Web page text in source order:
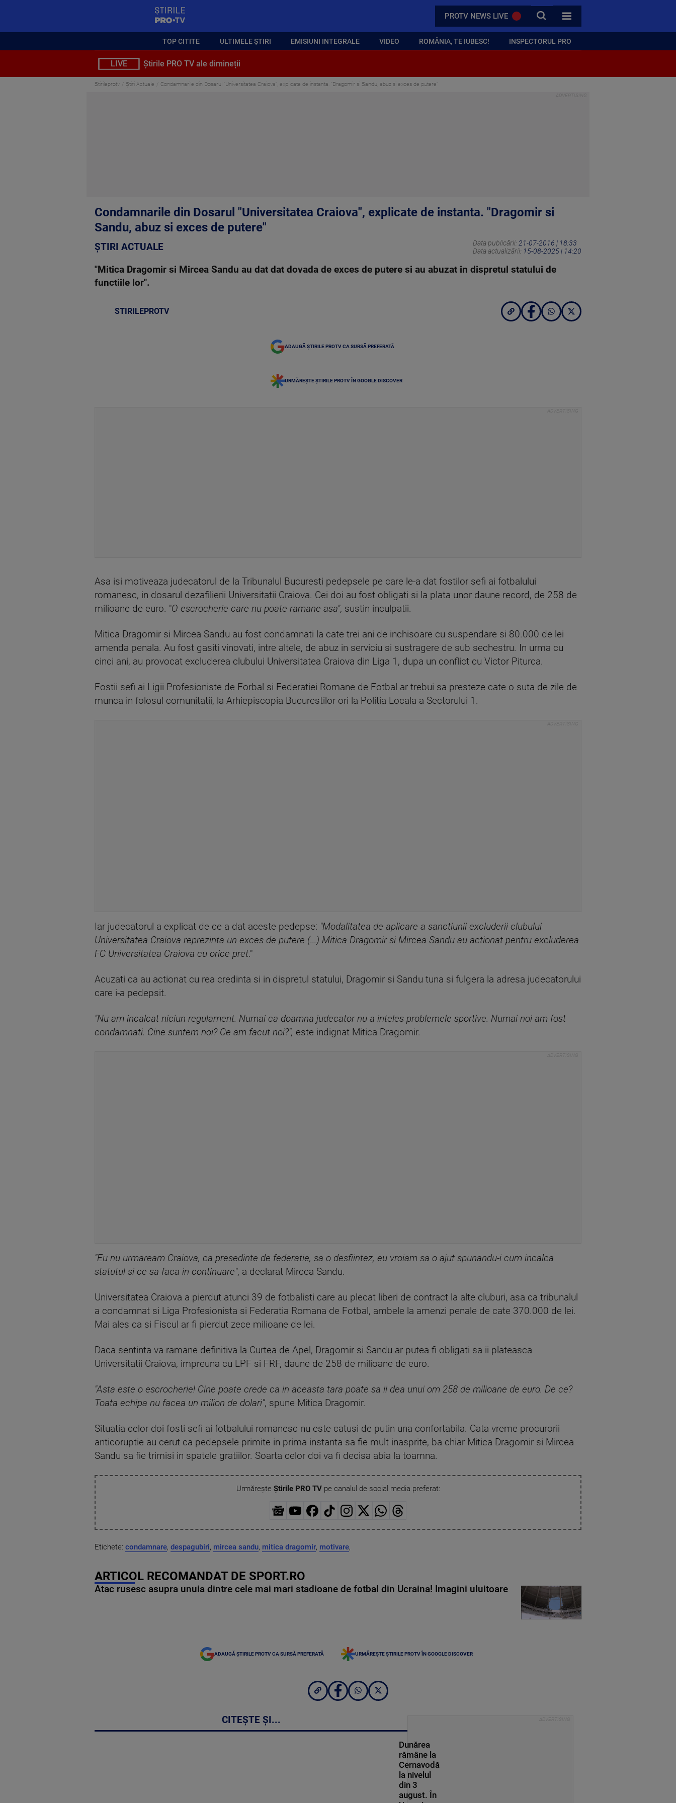
PROTV NEWS LIVE CAUTA
TOATE CATEGORIILE
TOP CITITE ULTIMELE ȘTIRI EMISIUNI INTEGRALE VIDEO ROMÂNIA, TE IUBESC! INSPECTORUL PRO
LIVE Știrile PRO TV ale dimineții
Stirileprotv Știri Actuale Condamnarile din Dosarul "Universitatea Craiova", explicate de instanta. "Dragomir si Sandu, abuz si exces de putere"
Condamnarile din Dosarul "Universitatea Craiova", explicate de instanta. "Dragomir si
Sandu, abuz si exces de putere"
ȘTIRI ACTUALE Data publicării: 21-07-2016 | 18:33
Data actualizării: 15-08-2025 | 14:20
"Mitica Dragomir si Mircea Sandu au dat dat dovada de exces de putere si au abuzat in dispretul statului de
functiile lor".
STIRILEPROTV
ADAUGĂ ȘTIRILE PROTV CA SURSĂ PREFERATĂ
URMĂREȘTE ȘTIRILE PROTV ÎN GOOGLE DISCOVER
Asa isi motiveaza judecatorul de la Tribunalul Bucuresti pedepsele pe care le-a dat fostilor sefi ai fotbalului
romanesc, in dosarul dezafilierii Universitatii Craiova. Cei doi au fost obligati si la plata unor daune record, de 258 de
milioane de euro. "O escrocherie care nu poate ramane asa", sustin inculpatii.
Mitica Dragomir si Mircea Sandu au fost condamnati la cate trei ani de inchisoare cu suspendare si 80.000 de lei
amenda penala. Au fost gasiti vinovati, intre altele, de abuz in serviciu si sustragere de sub sechestru. In urma cu
cinci ani, au provocat excluderea clubului Universitatea Craiova din Liga 1, dupa un conflict cu Victor Piturca.
Fostii sefi ai Ligii Profesioniste de Forbal si Federatiei Romane de Fotbal ar trebui sa presteze cate o suta de zile de
munca in folosul comunitatii, la Arhiepiscopia Bucurestilor ori la Politia Locala a Sectorului 1.
Iar judecatorul a explicat de ce a dat aceste pedepse: "Modalitatea de aplicare a sanctiunii excluderii clubului
Universitatea Craiova reprezinta un exces de putere (...) Mitica Dragomir si Mircea Sandu au actionat pentru excluderea
FC Universitatea Craiova cu orice pret."
Acuzati ca au actionat cu rea credinta si in dispretul statului, Dragomir si Sandu tuna si fulgera la adresa judecatorului
care i-a pedepsit.
"Nu am incalcat niciun regulament. Numai ca doamna judecator nu a inteles problemele sportive. Numai noi am fost
condamnati. Cine suntem noi? Ce am facut noi?", este indignat Mitica Dragomir.
"Eu nu urmaream Craiova, ca presedinte de federatie, sa o desfiintez, eu vroiam sa o ajut spunandu-i cum incalca
statutul si ce sa faca in continuare", a declarat Mircea Sandu.
Universitatea Craiova a pierdut atunci 39 de fotbalisti care au plecat liberi de contract la alte cluburi, asa ca tribunalul
a condamnat si Liga Profesionista si Federatia Romana de Fotbal, ambele la amenzi penale de cate 370.000 de lei.
Mai ales ca si Fiscul ar fi pierdut zece milioane de lei.
Daca sentinta va ramane definitiva la Curtea de Apel, Dragomir si Sandu ar putea fi obligati sa ii plateasca
Universitatii Craiova, impreuna cu LPF si FRF, daune de 258 de milioane de euro.
"Asta este o escrocherie! Cine poate crede ca in aceasta tara poate sa ii dea unui om 258 de milioane de euro. De ce?
Toata echipa nu facea un milion de dolari", spune Mitica Dragomir.
Situatia celor doi fosti sefi ai fotbalului romanesc nu este catusi de putin una confortabila. Cata vreme procurorii
anticoruptie au cerut ca pedepsele primite in prima instanta sa fie mult inasprite, ba chiar Mitica Dragomir si Mircea
Sandu sa fie trimisi in spatele gratiilor. Soarta celor doi va fi decisa abia la toamna.
Urmărește Știrile PRO TVpe canalul de social media preferat:
Etichete: condamnare, despagubiri, mircea sandu, mitica dragomir, motivare,
ARTICOL RECOMANDAT DE SPORT.RO
Atac rusesc asupra unuia dintre cele mai mari stadioane de fotbal din Ucraina! Imagini uluitoare
ADAUGĂ ȘTIRILE PROTV CA SURSĂ PREFERATĂ URMĂREȘTE ȘTIRILE PROTV ÎN GOOGLE DISCOVER
CITEȘTE ȘI...
Dunărea
rămâne la
Cernavodă
la nivelul
din 3
august. În